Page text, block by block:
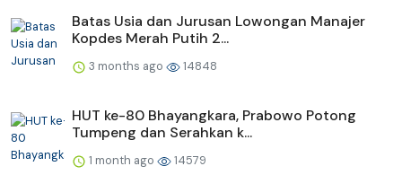
Batas Usia dan Jurusan Lowongan Manajer
Kopdes Merah Putih 2...
3 months ago 14848
HUT ke-80 Bhayangkara, Prabowo Potong
Tumpeng dan Serahkan k...
1 month ago 14579